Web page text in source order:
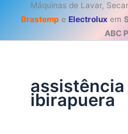
Máquinas de Lavar,
Brastemp e Electroluxem
ABC
ibirapuera